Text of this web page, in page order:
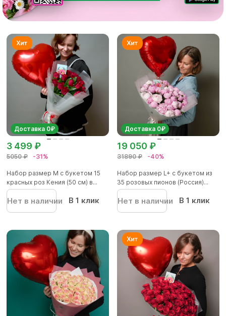
Доставка 0₽
5050 ₽ -31%
3 499 ₽
Набор размер M с букетом 15
красных роз Кения (50 см) в...
Нет в наличии В 1 клик
Доставка 0₽
31890 ₽ -40%
19 050 ₽
Набор размер L+ с букетом из
35 розовых пионов (Россия)...
Нет в наличии В 1 клик